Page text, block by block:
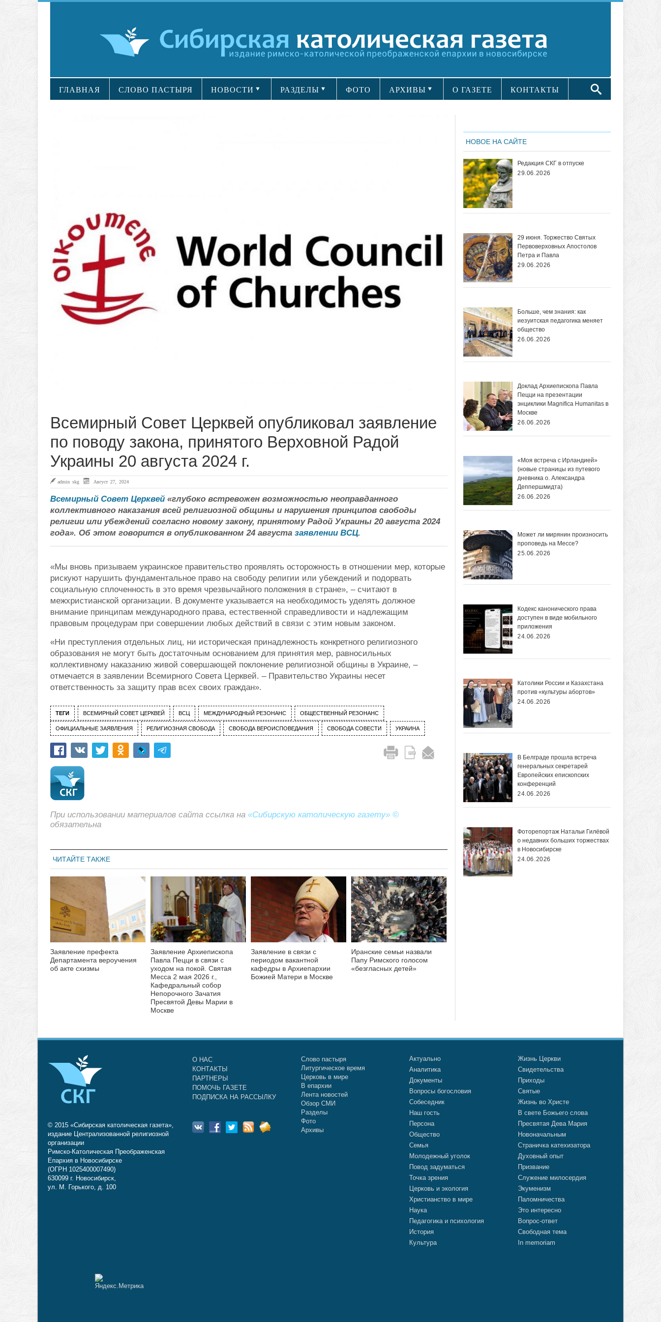
ГЛАВНАЯ СЛОВО ПАСТЫРЯ НОВОСТИ РАЗДЕЛЫ ФОТО АРХИВЫ О ГАЗЕТЕ КОНТАКТЫ
Всемирный Совет Церквей опубликовал заявление
по поводу закона, принятого Верховной Радой
Украины 20 августа 2024 г.
admin skg Август 27, 2024
Всемирный Совет Церквей «глубоко встревожен возможностью неоправданного
коллективного наказания всей религиозной общины и нарушения принципов свободы
религии или убеждений согласно новому закону, принятому Радой Украины 20 августа 2024
года». Об этом говорится в опубликованном 24 августа заявлении ВСЦ.
«Мы вновь призываем украинское правительство проявлять осторожность в отношении мер, которые
рискуют нарушить фундаментальное право на свободу религии или убеждений и подорвать
социальную сплоченность в это время чрезвычайного положения в стране», – считают в
межхристианской организации. В документе указывается на необходимость уделять должное
внимание принципам международного права, естественной справедливости и надлежащим
правовым процедурам при совершении любых действий в связи с этим новым законом.
«Ни преступления отдельных лиц, ни историческая принадлежность конкретного религиозного
образования не могут быть достаточным основанием для принятия мер, равносильных
коллективному наказанию живой совершающей поклонение религиозной общины в Украине, –
отмечается в заявлении Всемирного Совета Церквей. – Правительство Украины несет
ответственность за защиту прав всех своих граждан».
ТЕГИ ВСЕМИРНЫЙ СОВЕТ ЦЕРКВЕЙ ВСЦ МЕЖДУНАРОДНЫЙ РЕЗОНАНС ОБЩЕСТВЕННЫЙ РЕЗОНАНС
ОФИЦИАЛЬНЫЕ ЗАЯВЛЕНИЯ РЕЛИГИОЗНАЯ СВОБОДА СВОБОДА ВЕРОИСПОВЕДАНИЯ СВОБОДА СОВЕСТИ УКРАИНА
При использовании материалов сайта ссылка на «Сибирскую католическую газету» ©
обязательна
ЧИТАЙТЕ ТАКЖЕ
Заявление префекта
Департамента вероучения
об акте схизмы
Заявление Архиепископа
Павла Пецци в связи с
уходом на покой. Святая
Месса 2 мая 2026 г.,
Кафедральный собор
Непорочного Зачатия
Пресвятой Девы Марии в
Москве
Заявление в связи с
периодом вакантной
кафедры в Архиепархии
Божией Матери в Москве
Иранские семьи назвали
Папу Римского голосом
«безгласных детей»
НОВОЕ НА САЙТЕ
Редакция СКГ в отпуске
29.06.2026
29 июня. Торжество Святых
Первоверховных Апостолов
Петра и Павла
29.06.2026
Больше, чем знания: как
иезуитская педагогика меняет
общество
26.06.2026
Доклад Архиепископа Павла
Пецци на презентации
энциклики Magnifica Нumanitas в
Москве
26.06.2026
«Моя встреча с Ирландией»
(новые страницы из путевого
дневника о. Александра
Деппершмидта)
26.06.2026
Может ли мирянин произносить
проповедь на Мессе?
25.06.2026
Кодекс канонического права
доступен в виде мобильного
приложения
24.06.2026
Католики России и Казахстана
против «культуры абортов»
24.06.2026
В Белграде прошла встреча
генеральных секретарей
Европейских епископских
конференций
24.06.2026
Фоторепортаж Натальи Гилёвой
о недавних больших торжествах
в Новосибирске
24.06.2026
© 2015 «Сибирская католическая газета»,
издание Централизованной религиозной
организации
Римско-Католическая Преображенская
Епархия в Новосибирске
(ОГРН 1025400007490)
630099 г. Новосибирск,
ул. М. Горького, д. 100
О НАС
КОНТАКТЫ
ПАРТНЕРЫ
ПОМОЧЬ ГАЗЕТЕ
ПОДПИСКА НА РАССЫЛКУ
Слово пастыря
Литургическое время
Церковь в мире
В епархии
Лента новостей
Обзор СМИ
Разделы
Фото
Архивы
Актуально
Аналитика
Документы
Вопросы богословия
Собеседник
Наш гость
Персона
Общество
Семья
Молодежный уголок
Повод задуматься
Точка зрения
Церковь и экология
Христианство в мире
Наука
Педагогика и психология
История
Культура
Жизнь Церкви
Свидетельства
Приходы
Святые
Жизнь во Христе
В свете Божьего слова
Пресвятая Дева Мария
Новоначальным
Страничка катехизатора
Духовный опыт
Призвание
Служение милосердия
Экуменизм
Паломничества
Это интересно
Вопрос-ответ
Свободная тема
In memoriam